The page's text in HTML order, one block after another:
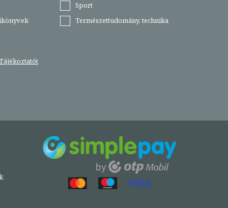
Sport
Természettudomány, technika